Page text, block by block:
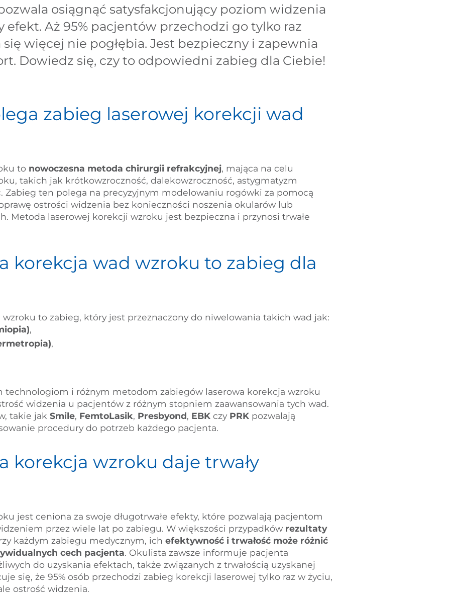
osiągnąć satysfakcjonujący poziom widzenia
efekt. Aż 95% pacjentów przechodzi go tylko raz
więcej nie pogłębia. Jest bezpieczny i zapewnia
Dowiedz się, czy to odpowiedni zabieg dla Ciebie!
zabieg laserowej korekcji wad
to nowoczesna metoda chirurgii refrakcyjnej, mająca na celu
takich jak krótkowzroczność, dalekowzroczność, astygmatyzm
Zabieg ten polega na precyzyjnym modelowaniu rogówki za pomocą
ostrości widzenia bez konieczności noszenia okularów lub
Metoda laserowej korekcji wzroku jest bezpieczna i przynosi trwałe
korekcja wad wzroku to zabieg dla
wzroku to zabieg, który jest przeznaczony do niwelowania takich wad jak:
,
,
technologiom i różnym metodom zabiegów laserowa korekcja wzroku
widzenia u pacjentów z różnym stopniem zaawansowania tych wad.
takie jakSmile, FemtoLasik, Presbyond, EBK czy PRK pozwalają
procedury do potrzeb każdego pacjenta.
korekcja wzroku daje trwały
jest ceniona za swoje długotrwałe efekty, które pozwalają pacjentom
przez wiele lat po zabiegu. W większości przypadków rezultaty
każdym zabiegu medycznym, ichefektywność i trwałość może różnić
cech pacjenta. Okulista zawsze informuje pacjenta
do uzyskania efektach, także związanych z trwałością uzyskanej
się, że 95% osób przechodzi zabieg korekcji laserowej tylko raz w życiu,
ostrość widzenia.